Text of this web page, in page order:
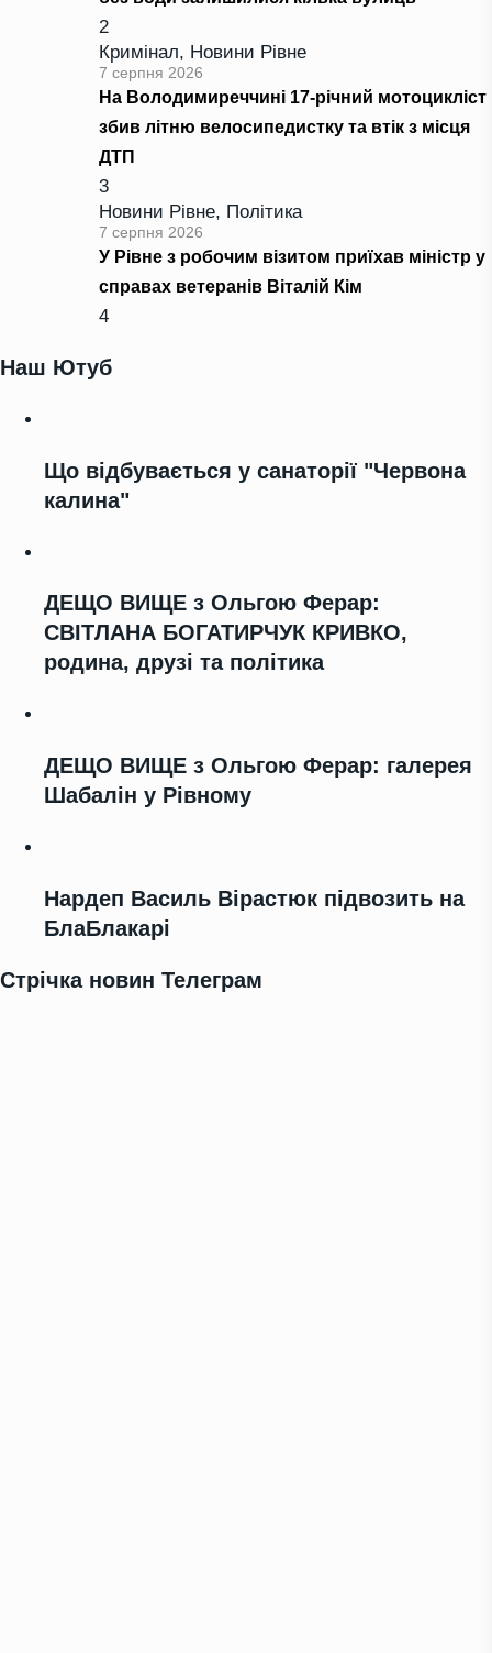
2
Кримінал, Новини Рівне
7 серпня 2026
На Володимиреччині 17-річний мотоцикліст
збив літню велосипедистку та втік з місця
ДТП
3
Новини Рівне, Політика
7 серпня 2026
У Рівне з робочим візитом приїхав міністр у
справах ветеранів Віталій Кім
4
Наш Ютуб
Що відбувається у санаторії "Червона
калина"
ДЕЩО ВИЩЕ з Ольгою Ферар:
СВІТЛАНА БОГАТИРЧУК КРИВКО,
родина, друзі та політика
ДЕЩО ВИЩЕ з Ольгою Ферар: галерея
Шабалін у Рівному
Нардеп Василь Вірастюк підвозить на
БлаБлакарі
Стрічка новин Телеграм